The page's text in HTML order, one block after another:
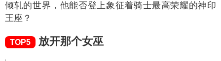
倾轧的世界，他能否登上象征着骑士最高荣耀的神印
王座？
TOP5 放开那个女巫